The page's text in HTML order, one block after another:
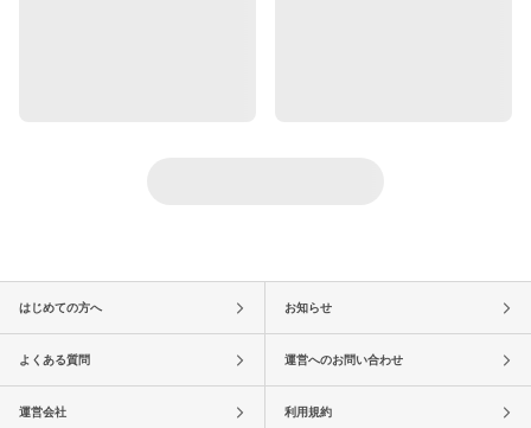
はじめての方へ お知らせ
よくある質問 運営へのお問い合わせ
運営会社 利用規約